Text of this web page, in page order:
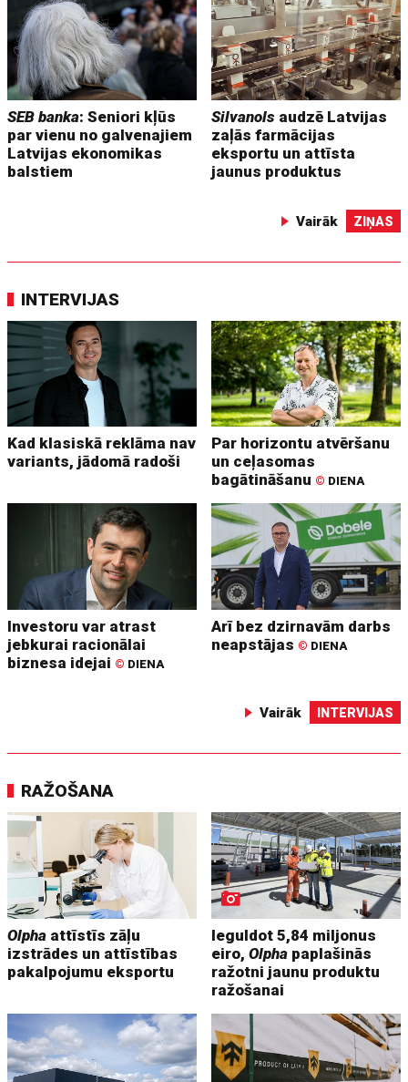
SEB banka: Seniori kļūs
par vienu no galvenajiem
Latvijas ekonomikas
balstiem
Silvanols audzē Latvijas
zaļās farmācijas
eksportu un attīsta
jaunus produktus
Vairāk ZIŅAS
INTERVIJAS
Kad klasiskā reklāma nav
variants, jādomā radoši
Par horizontu atvēršanu
un ceļasomas
bagātināšanu © DIENA
Investoru var atrast
jebkurai racionālai
biznesa idejai © DIENA
Arī bez dzirnavām darbs
neapstājas © DIENA
Vairāk INTERVIJAS
RAŽOŠANA
Olpha attīstīs zāļu
izstrādes un attīstības
pakalpojumu eksportu
Ieguldot 5,84 miljonus
eiro,Olpha paplašinās
ražotni jaunu produktu
ražošanai